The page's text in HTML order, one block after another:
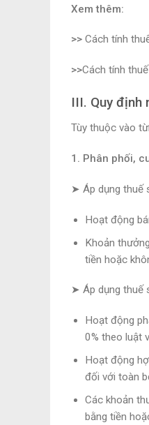
Xem thêm:
>> Cách tính
>>Cách tính
III. Quy định
Tùy thuộc vào
1. Phân phối,
➤ Áp dụng thuế
Hoạt động
Khoản
tiền hoặc
➤ Áp dụng thuế
Hoạt động
0% theo luật
Hoạt động
đối với toàn
Các khoản
bằng tiền